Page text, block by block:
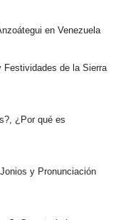
en Venezuela
de la Sierra
¿Por qué es
y Pronunciación